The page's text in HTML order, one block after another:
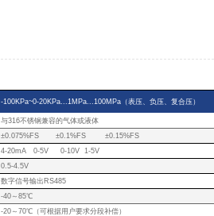
-100KPa~0-20KPa...1MPa...100MPa（表压、负压、复合压）
与316不锈钢兼容的气体或液体
±0.075%FS ±0.1%FS ±0.15%FS
4-20mA 0-5V 0-10V 1-5V
0.5-4.5V
数字信号输出RS485
-40～85℃
-20～70℃（可根据用户要求分段补偿）